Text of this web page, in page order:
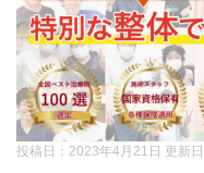
投稿日：2023年4月21日 更新日